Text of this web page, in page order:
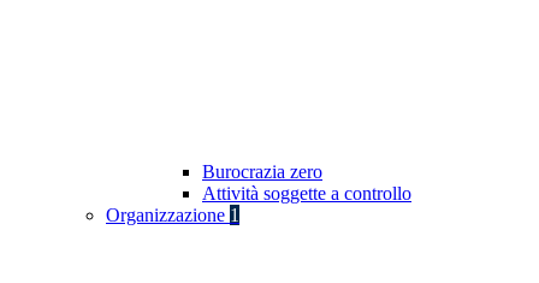
Burocrazia zero
Attività soggette a controllo
Organizzazione 1